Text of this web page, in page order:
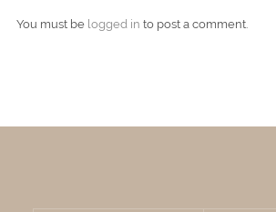
You must be logged in to post a comment.